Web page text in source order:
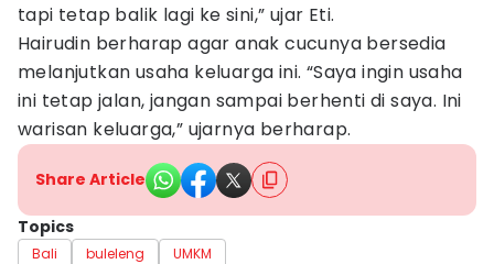
tapi tetap balik lagi ke sini,” ujar Eti.
Hairudin berharap agar anak cucunya bersedia
melanjutkan usaha keluarga ini. “Saya ingin usaha
ini tetap jalan, jangan sampai berhenti di saya. Ini
warisan keluarga,” ujarnya berharap.
Share Article
Topics
Bali buleleng UMKM